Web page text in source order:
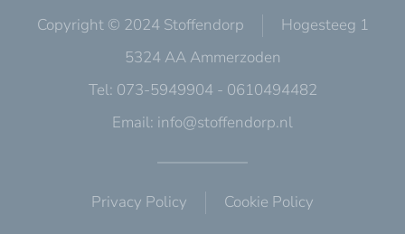
Copyright © 2024 Stoffendorp
Hogesteeg 1
5324 AA Ammerzoden
Tel: 073-5949904 - 0610494482
Email: info@stoffendorp.nl
Privacy Policy Cookie Policy